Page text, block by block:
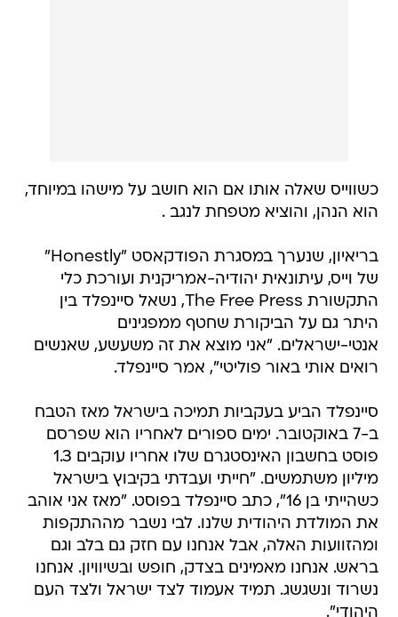
כשווייס שאלה אותו אם הוא חושב על מישהו במיוחד,
הוא הנהן, והוציא מטפחת לנגב .
בריאיון, שנערך במסגרת הפודקאסט "Honestly"
של וייס, עיתונאית יהודיה-אמריקנית ועורכת כלי
התקשורת The Free Press, נשאל סיינפלד בין
היתר גם על הביקורת שחטף ממפגינים
אנטי-ישראלים. "אני מוצא את זה משעשע, שאנשים
רואים אותי באור פוליטי", אמר סיינפלד.
סיינפלד הביע בעקביות תמיכה בישראל מאז הטבח
ב-7 באוקטובר. ימים ספורים לאחריו הוא שפרסם
פוסט בחשבון האינסטגרם שלו אחריו עוקבים 1.3
מיליון משתמשים. "חייתי ועבדתי בקיבוץ בישראל
כשהייתי בן 16", כתב סיינפלד בפוסט. "מאז אני אוהב
את המולדת היהודית שלנו. לבי נשבר מההתקפות
ומהזוועות האלה, אבל אנחנו עם חזק גם בלב וגם
בראש. אנחנו מאמינים בצדק, חופש ובשיוויון. אנחנו
נשרוד ונשגשג. תמיד אעמוד לצד ישראל ולצד העם
היהודי".